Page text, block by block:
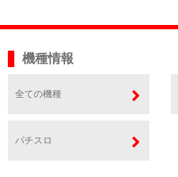
機種情報
全ての機種
パチスロ